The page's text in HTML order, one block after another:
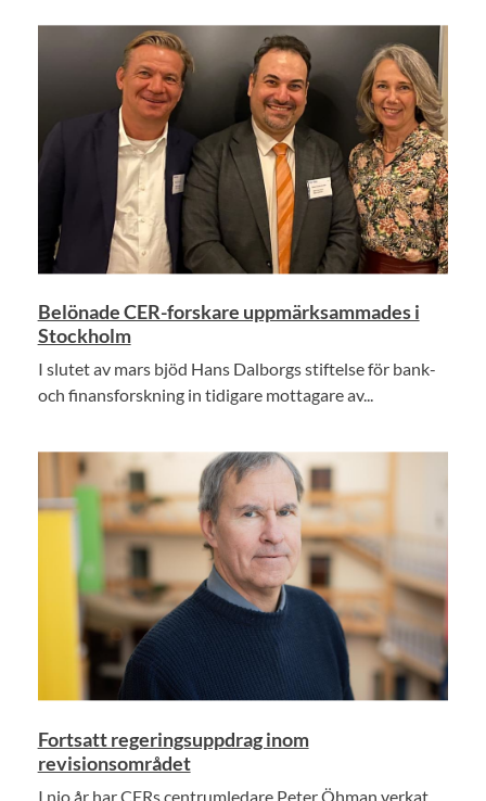
Belönade CER-forskare uppmärksammades i
Stockholm
I slutet av mars bjöd Hans Dalborgs stiftelse för bank-
och finansforskning in tidigare mottagare av...
Fortsatt regeringsuppdrag inom
revisionsområdet
I nio år har CERs centrumledare Peter Öhman verkat